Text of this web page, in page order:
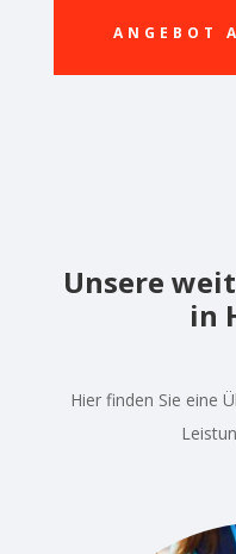
ANGEBOT
Unsere
in
Hier finden Sie eine